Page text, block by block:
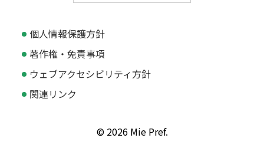
個人情報保護方針
著作権・免責事項
ウェブアクセシビリティ方針
関連リンク
© 2026 Mie Pref.